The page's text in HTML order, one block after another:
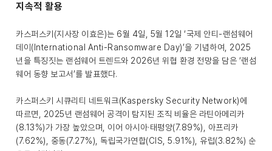
지속적 활용
카스퍼스키(지사장 이효은)는 6월 4일, 5월 12일 ‘국제 안티-랜섬웨어
데이(International Anti-Ransomware Day)’을 기념하여, 2025
년을 특징짓는 랜섬웨어 트렌드와 2026년 위협 환경 전망을 담은 ‘랜섬
웨어 동향 보고서’를 발표했다.
카스퍼스키 시큐리티 네트워크(Kaspersky Security Network)에
따르면, 2025년 랜섬웨어 공격이 탐지된 조직 비율은 라틴아메리카
(8.13%)가 가장 높았으며, 이어 아시아·태평양(7.89%), 아프리카
(7.62%), 중동(7.27%), 독립국가연합(CIS, 5.91%), 유럽(3.82%) 순